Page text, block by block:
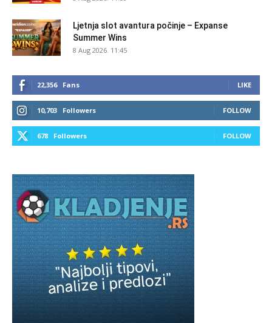
Ljetnja slot avantura počinje – Expanse
Summer Wins
8 Aug 2026. 11:45
22,356 Fans LIKE
10,703 Followers FOLLOW
678 Followers FOLLOW